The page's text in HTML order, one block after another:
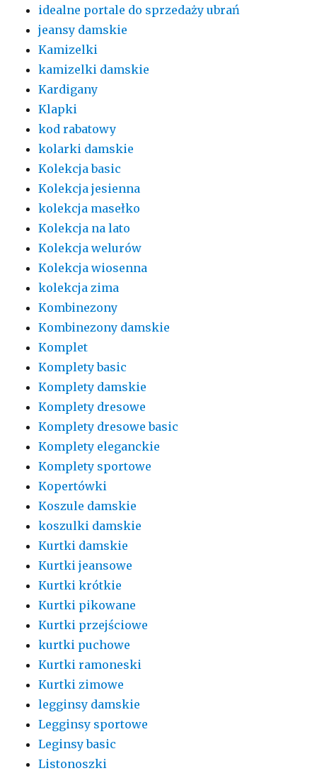
idealne portale do sprzedaży ubrań
jeansy damskie
Kamizelki
kamizelki damskie
Kardigany
Klapki
kod rabatowy
kolarki damskie
Kolekcja basic
Kolekcja jesienna
kolekcja masełko
Kolekcja na lato
Kolekcja welurów
Kolekcja wiosenna
kolekcja zima
Kombinezony
Kombinezony damskie
Komplet
Komplety basic
Komplety damskie
Komplety dresowe
Komplety dresowe basic
Komplety eleganckie
Komplety sportowe
Kopertówki
Koszule damskie
koszulki damskie
Kurtki damskie
Kurtki jeansowe
Kurtki krótkie
Kurtki pikowane
Kurtki przejściowe
kurtki puchowe
Kurtki ramoneski
Kurtki zimowe
legginsy damskie
Legginsy sportowe
Leginsy basic
Listonoszki